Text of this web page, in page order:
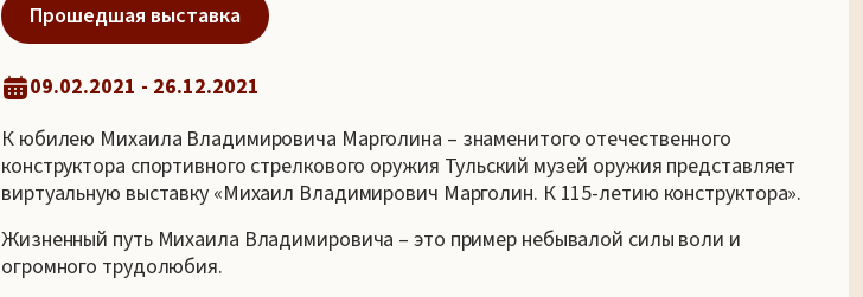
Прошедшая выставка
09.02.2021 - 26.12.2021
К юбилею Михаила Владимировича Марголина – знаменитого отечественного
конструктора спортивного стрелкового оружия Тульский музей оружия представляет
виртуальную выставку «Михаил Владимирович Марголин. К 115-летию конструктора».
Жизненный путь Михаила Владимировича – это пример небывалой силы воли и
огромного трудолюбия.